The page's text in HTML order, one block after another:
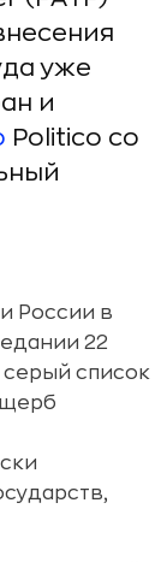
уже
и
Politico со
России в
22
список